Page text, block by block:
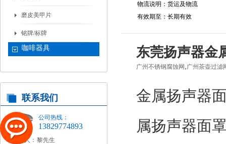
磨皮美甲片
铭牌/标牌
咖啡器具
联系我们
公司热线：
13829774893
联系人： 黎先生
物流说明：货运及物流
有效期至：长期有效
东莞扬声器金
广州不锈钢腐蚀网 ,广州茶壶过滤
金属扬声器
属扬声器面